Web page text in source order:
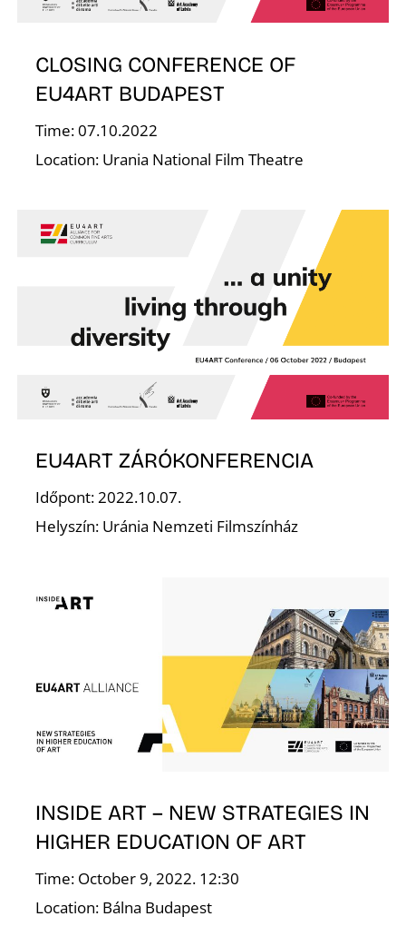
CLOSING CONFERENCE OF
EU4ART BUDAPEST
Time: 07.10.2022
Location: Urania National Film Theatre
EU4ART ZÁRÓKONFERENCIA
Időpont: 2022.10.07.
Helyszín: Uránia Nemzeti Filmszínház
INSIDE ART – NEW STRATEGIES IN
HIGHER EDUCATION OF ART
Time: October 9, 2022. 12:30
Location: Bálna Budapest